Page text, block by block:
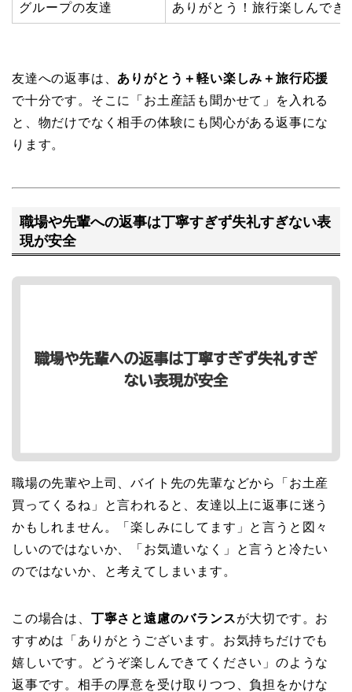
グループの友達 ありがとう！旅行楽しんでき
友達への返事は、 ありがとう＋軽い楽しみ＋旅行応援
で十分です。そこに「お土産話も聞かせて」を入れる
と、物だけでなく相手の体験にも関心がある返事にな
ります。
職場や先輩への返事は丁寧すぎず失礼すぎない表
現が安全
職場の先輩や上司、バイト先の先輩などから「お土産
買ってくるね」と言われると、友達以上に返事に迷う
かもしれません。「楽しみにしてます」と言うと図々
しいのではないか、「お気遣いなく」と言うと冷たい
のではないか、と考えてしまいます。
この場合は、 丁寧さと遠慮のバランスが大切です。お
すすめは「ありがとうございます。お気持ちだけでも
嬉しいです。どうぞ楽しんできてください」のような
返事です。相手の厚意を受け取りつつ、負担をかけな